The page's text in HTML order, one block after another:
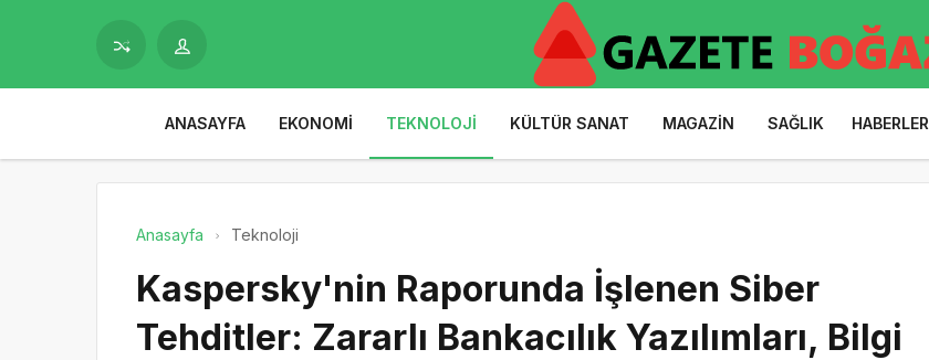
ANASAYFA EKONOMI TEKNOLOJI KÜLTÜR SANAT MAGAZIN SAĞLIK HABERLER
Anasayfa Teknoloji
Kaspersky'nin Raporunda İşlenen Siber
Tehditler: Zararlı Bankacılık Yazılımları, Bilgi